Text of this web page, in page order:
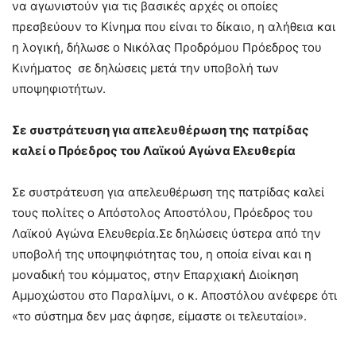
να αγωνιστούν για τις βασικές αρχές οι οποίες
πρεσβεύουν το Κίνημα που είναι το δίκαιο, η αλήθεια και
η λογική, δήλωσε ο Νικόλας Προδρόμου Πρόεδρος του
Κινήματος σε δηλώσεις μετά την υποβολή των
υποψηφιοτήτων.
Σε συστράτευση για απελευθέρωση της πατρίδας
καλεί ο Πρόεδρος του Λαϊκού Αγώνα Ελευθερία
Σε συστράτευση για απελευθέρωση της πατρίδας καλεί
τους πολίτες ο Απόστολος Αποστόλου, Πρόεδρος του
Λαϊκού Αγώνα Ελευθερία.Σε δηλώσεις ύστερα από την
υποβολή της υποψηφιότητας του, η οποία είναι και η
μοναδική του κόμματος, στην Επαρχιακή Διοίκηση
Αμμοχώστου στο Παραλίμνι, ο κ. Αποστόλου ανέφερε ότι
«το σύστημα δεν μας άφησε, είμαστε οι τελευταίοι».